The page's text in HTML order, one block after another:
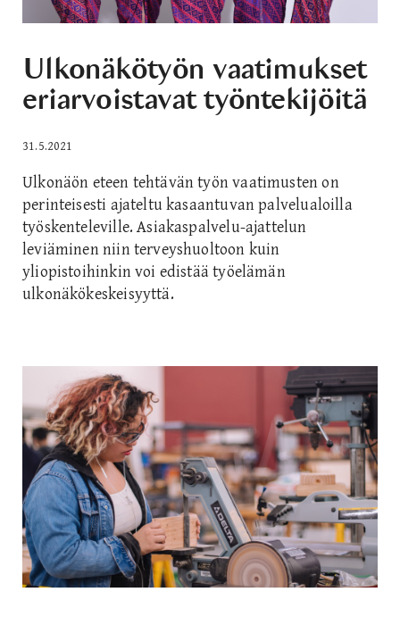
Ulkonäkötyön vaatimukset
eriarvoistavat työntekijöitä
31.5.2021
Ulkonäön eteen tehtävän työn vaatimusten on
perinteisesti ajateltu kasaantuvan palvelualoilla
työskenteleville. Asiakaspalvelu-ajattelun
leviäminen niin terveyshuoltoon kuin
yliopistoihinkin voi edistää työelämän
ulkonäkökeskeisyyttä.